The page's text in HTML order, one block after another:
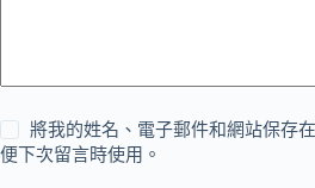
將我的姓名、電子郵件和網站保存
便下次留言時使用。